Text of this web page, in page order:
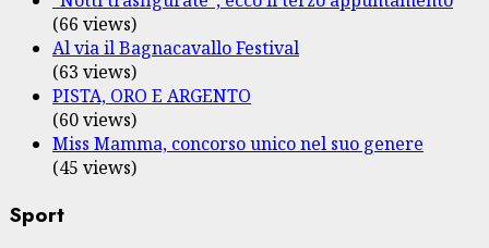
(66 views)
Al via il Bagnacavallo Festival
(63 views)
PISTA, ORO E ARGENTO
(60 views)
Miss Mamma, concorso unico nel suo genere
(45 views)
Sport